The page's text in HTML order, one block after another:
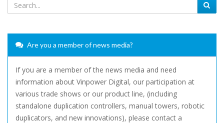
Are you a member of news media?
If you are a member of the news media and need
information about Vinpower Digital, our participation at
various trade shows or our product line, (including
standalone duplication controllers, manual towers, robotic
duplicators, and new innovations), please contact a